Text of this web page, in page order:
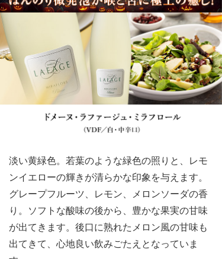
淡い黄緑色。若葉のような緑色の照りと、レモ
ンイエローの輝きが清らかな印象を与えます。
グレープフルーツ、レモン、メロンソーダの香
り。ソフトな酸味の後から、豊かな果実の甘味
が出てきます。後口に熟れたメロン風の甘味も
出てきて、心地良い飲みごたえとなっていま